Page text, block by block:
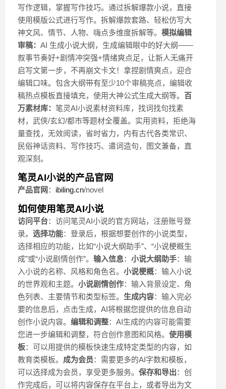
写作逻辑，掌握写作技巧。通过拆解爆款小说，直接
使用模版公式进行写作。拆解爆款套路、轻松仿写大
神文风、情节、人物、嗨点多维度拆解等。 模拟编辑
审稿： AI 生成小说大纲，生成编辑眼中的好大纲——
叙事节奏好+剧情冲突强+情绪爽点足，让新人无痛开
启写文第一步，不再崩文卡文！拿捏剧情爽点，迎合
编辑口味。包含大纲带有至少10个审稿亮点，编辑收
稿热点模板直接填充，使用大神公式生成大纲等。 百
万素材库： 笔灵AI小说素材资料库，找词找句找素
材，武侠/玄幻/都市等题材全覆盖。实用资料，拒绝海
量查找，无效阅读，省时省力，内有古代各类常识、
民俗神话资料、写作技巧、遣词造句，图文兼备，直
观深刻。
笔灵AI小说的产品官网
产品官网 ： ibiling.cn/novel
如何使用笔灵AI小说
访问平台：访问笔灵AI小说的官方网站，注册账号登
录。 选择功能：登录后，根据想要创作的小说类型，
选择相应的功能，比如“小说大纲助手”、“小说梗概生
成”或“小说剧情创作”。 输入信息： 小说大纲助手：输
入小说的名称、风格和角色名。 小说梗概：输入小说
的世界观和主题。 小说剧情创作：输入背景设定、角
色列表、主要情节和类型标签。 生成内容：输入完必
要的信息后，点击生成，AI将根据您提供的信息自动
创作小说内容。 编辑和调整：AI生成的内容可能需要
您进一步编辑和调整，符合创作意图和风格。 使用模
板：可以用提供的模板快速生成特定类型的内容，如
教育类模板。 成为会员：需要更多的AI字数和模板，
可以选择成为会员，享受更多服务。 保存和导出：创
作完成后，可以将内容保存在平台上，或者导出为文